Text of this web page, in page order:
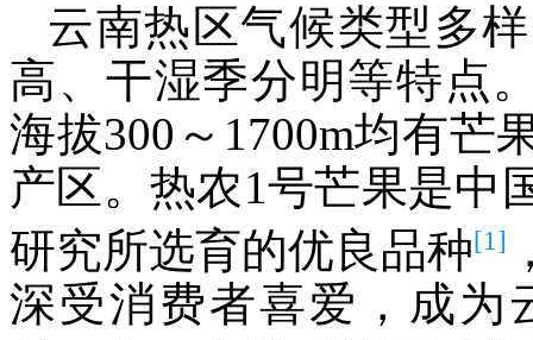
云南热区气候类型多
高、干湿季分明等特点
海拔300～1700m均有芒
产区。热农1号芒果是中
研究所选育的优良品种[1]
深受消费者喜爱，成为